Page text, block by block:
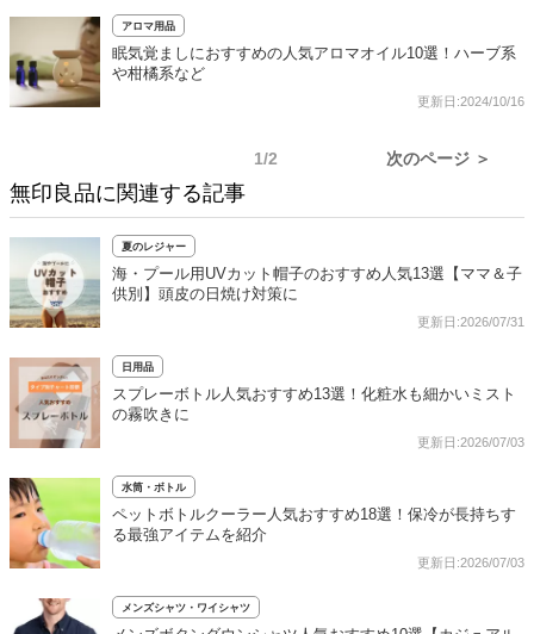
アロマ用品
眠気覚ましにおすすめの人気アロマオイル10選！ハーブ系
や柑橘系など
更新日:2024/10/16
1/2 次のページ ＞
無印良品に関連する記事
夏のレジャー
海・プール用UVカット帽子のおすすめ人気13選【ママ＆子
供別】頭皮の日焼け対策に
更新日:2026/07/31
日用品
スプレーボトル人気おすすめ13選！化粧水も細かいミスト
の霧吹きに
更新日:2026/07/03
水筒・ボトル
ペットボトルクーラー人気おすすめ18選！保冷が長持ちす
る最強アイテムを紹介
更新日:2026/07/03
メンズシャツ・ワイシャツ